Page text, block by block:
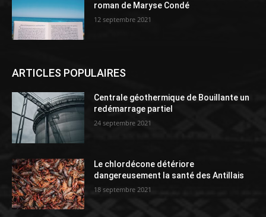
roman de Maryse Condé
12 septembre 2021
ARTICLES POPULAIRES
Centrale géothermique de Bouillante un
redémarrage partiel
24 septembre 2021
Le chlordécone détériore
dangereusement la santé des Antillais
18 septembre 2021